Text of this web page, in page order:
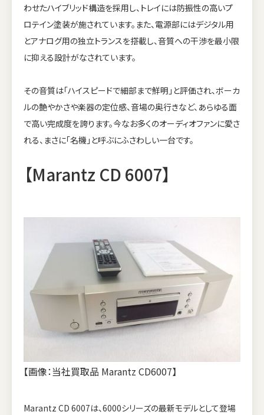
わせたハイブリッド構造を採用し、トレイには防振性の高いプ
ロテイン塗装が施されています。また、電源部にはデジタル用
とアナログ用の独立トランスを搭載し、音質への干渉を最小限
に抑える設計がなされています。
その音質は「ハイスピードで細部まで鮮明」と評価され、ボーカ
ルの艶やかさや楽器の定位感、音場の奥行きなど、あらゆる面
で高い完成度を誇ります。今なお多くのオーディオファンに愛さ
れる、まさに「名機」と呼ぶにふさわしい一台です。
【Marantz CD 6007】
【画像：当社買取品 Marantz CD6007】
Marantz CD 6007は、6000シリーズの最新モデルとして登場